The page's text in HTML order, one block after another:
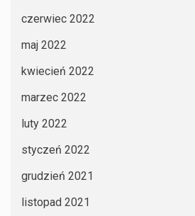
czerwiec 2022
maj 2022
kwiecień 2022
marzec 2022
luty 2022
styczeń 2022
grudzień 2021
listopad 2021